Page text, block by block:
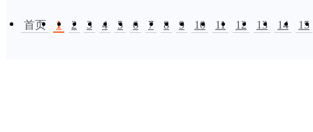
首页 1 2 3 4 5 6 7 8 9 10 11 12 13 14 15